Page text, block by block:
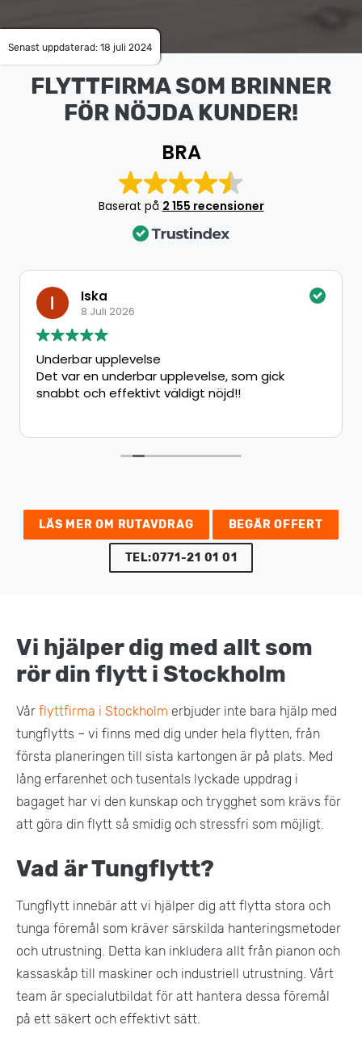
Senast uppdaterad: 18 juli 2024
FLYTTFIRMA SOM BRINNER
FÖR NÖJDA KUNDER!
BRA
Baserat på 2 155 recensioner
Iska
8 Juli 2026
Underbar upplevelse
Det var en underbar upplevelse, som gick
snabbt och effektivt väldigt nöjd!!
LÄS MER OM RUTAVDRAG BEGÄR OFFERT
TEL:0771-21 01 01
Vi hjälper dig med allt som
rör din flytt i Stockholm
Vår flyttfirma i Stockholm erbjuder inte bara hjälp med
tungflytts – vi finns med dig under hela flytten, från
första planeringen till sista kartongen är på plats. Med
lång erfarenhet och tusentals lyckade uppdrag i
bagaget har vi den kunskap och trygghet som krävs för
att göra din flytt så smidig och stressfri som möjligt.
Vad är Tungflytt?
Tungflytt innebär att vi hjälper dig att flytta stora och
tunga föremål som kräver särskilda hanteringsmetoder
och utrustning. Detta kan inkludera allt från pianon och
kassaskåp till maskiner och industriell utrustning. Vårt
team är specialutbildat för att hantera dessa föremål
på ett säkert och effektivt sätt​.